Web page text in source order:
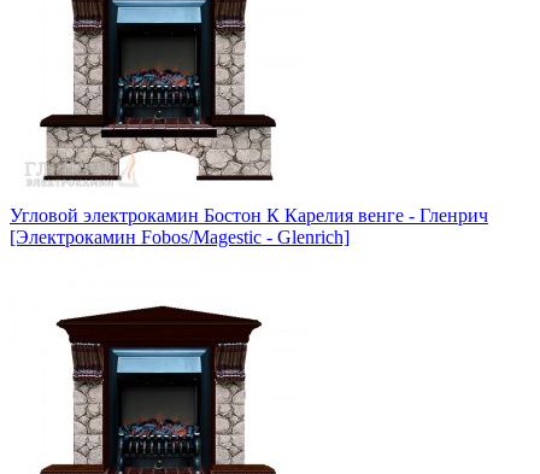
Угловой электрокамин Бостон К Карелия венге - Гленрич
[Электрокамин Fobos/Magestic - Glenrich]